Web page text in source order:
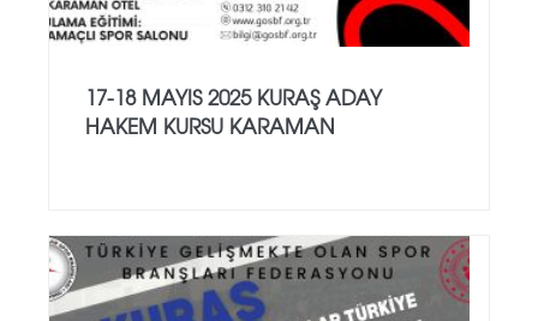
17-18 MAYIS 2025 KURAŞ ADAY
HAKEM KURSU KARAMAN